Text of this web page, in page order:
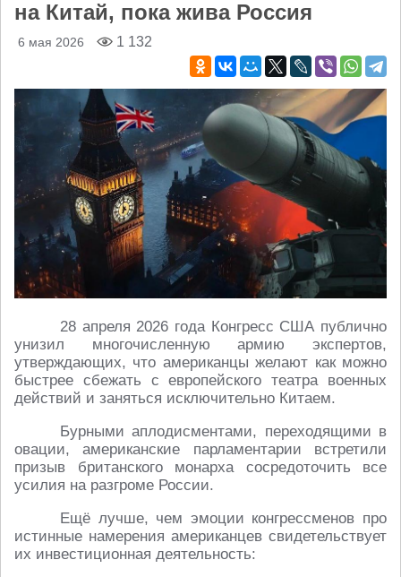
на Китай, пока жива Россия
6 мая 2026 1 132
28 апреля 2026 года Конгресс США публично
унизил многочисленную армию экспертов,
утверждающих, что американцы желают как можно
быстрее сбежать с европейского театра военных
действий и заняться исключительно Китаем.
Бурными аплодисментами, переходящими в
овации, американские парламентарии встретили
призыв британского монарха сосредоточить все
усилия на разгроме России.
Ещё лучше, чем эмоции конгрессменов про
истинные намерения американцев свидетельствует
их инвестиционная деятельность: